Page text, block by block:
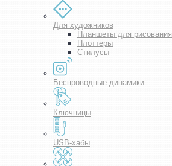
Для художников
Планшеты для рисования
Плоттеры
Стилусы
Беспроводные динамики
Ключницы
USB-хабы